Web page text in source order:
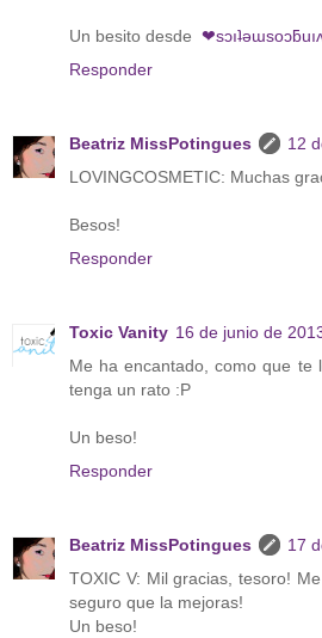
Un besito desde
Responder
Beatriz MissPotingues
12
LOVINGCOSMETIC: Muchas
Besos!
Responder
Toxic Vanity 16 de junio de
Me ha encantado, como que te
tenga un rato :P
Un beso!
Responder
Beatriz MissPotingues
17
TOXIC V: Mil gracias, tesoro!
seguro que la mejoras!
Un beso!